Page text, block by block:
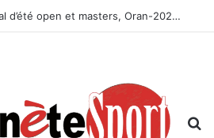
Championnat national d’été open et masters, Oran-2026 — Le CRB s’adjuge le titre